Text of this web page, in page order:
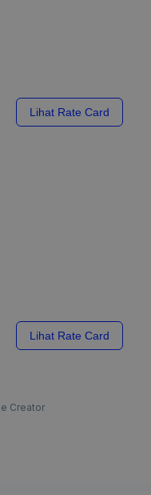
Lihat Rate Card
Lihat Rate Card
Creator